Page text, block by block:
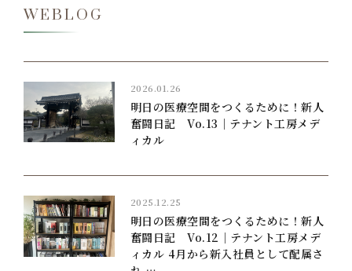
WEBLOG
2026.01.26
明日の医療空間をつくるために！新人
奮闘日記 Vo.13｜テナント工房メデ
ィカル
2025.12.25
明日の医療空間をつくるために！新人
奮闘日記 Vo.12｜テナント工房メデ
ィカル 4月から新入社員として配属さ